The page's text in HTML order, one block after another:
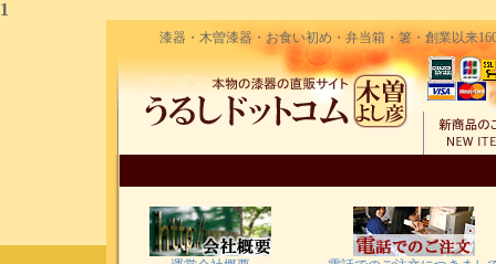
1
漆器・木曽漆器・お食い初め・弁当箱・箸・創業以来